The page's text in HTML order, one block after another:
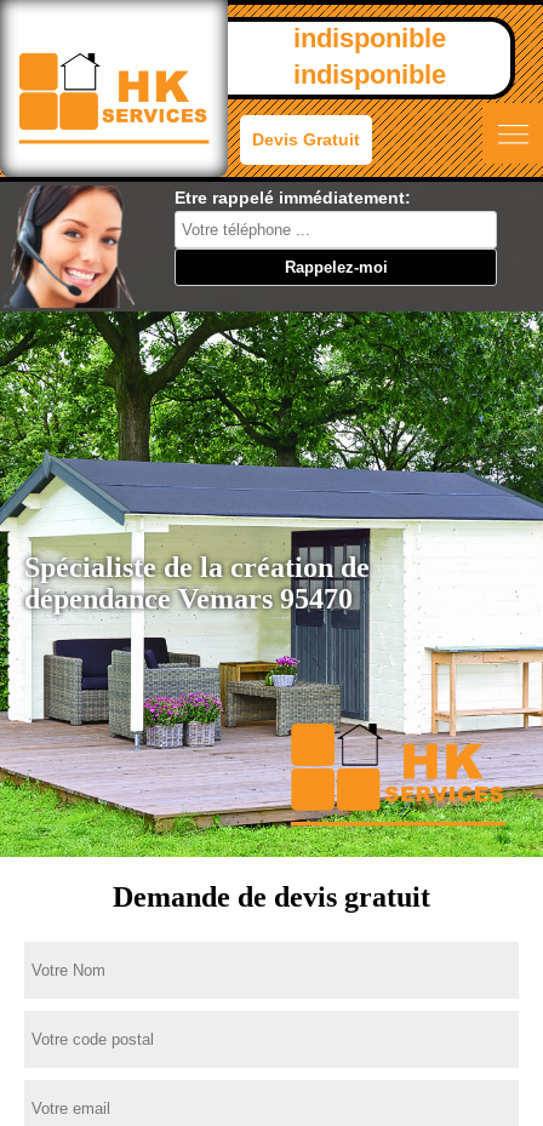
indisponible
indisponible
Devis Gratuit
Etre rappelé immédiatement:
Spécialiste de la création de
dépendance Vemars 95470
Demande de devis gratuit